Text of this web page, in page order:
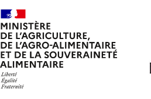
Aller au contenu principal